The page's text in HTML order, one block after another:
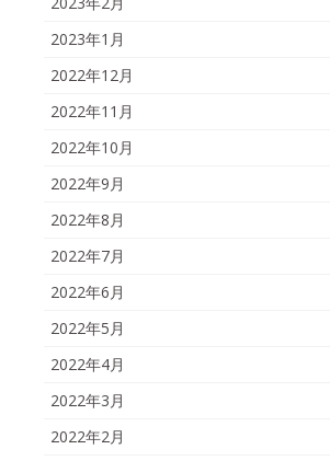
2023年1月
2022年12月
2022年11月
2022年10月
2022年9月
2022年8月
2022年7月
2022年6月
2022年5月
2022年4月
2022年3月
2022年2月